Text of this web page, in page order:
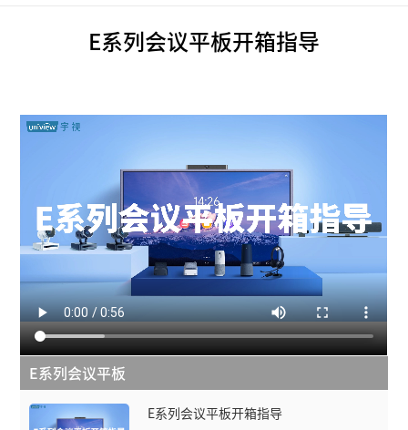
E系列会议平板开箱指导
E系列会议平板
E系列会议平板开箱指导